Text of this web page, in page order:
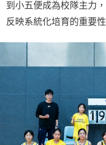
到小五便成為校隊主力
反映系統化培育的重要性